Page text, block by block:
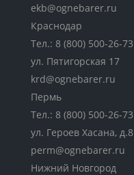
ekb@ognebarer.ru
Краснодар
Тел.: 8 (800) 500-26-73
ул. Пятигорская 17
krd@ognebarer.ru
Пермь
Тел.: 8 (800) 500-26-73
ул. Героев Хасана, д.8
perm@ognebarer.ru
Нижний Новгород